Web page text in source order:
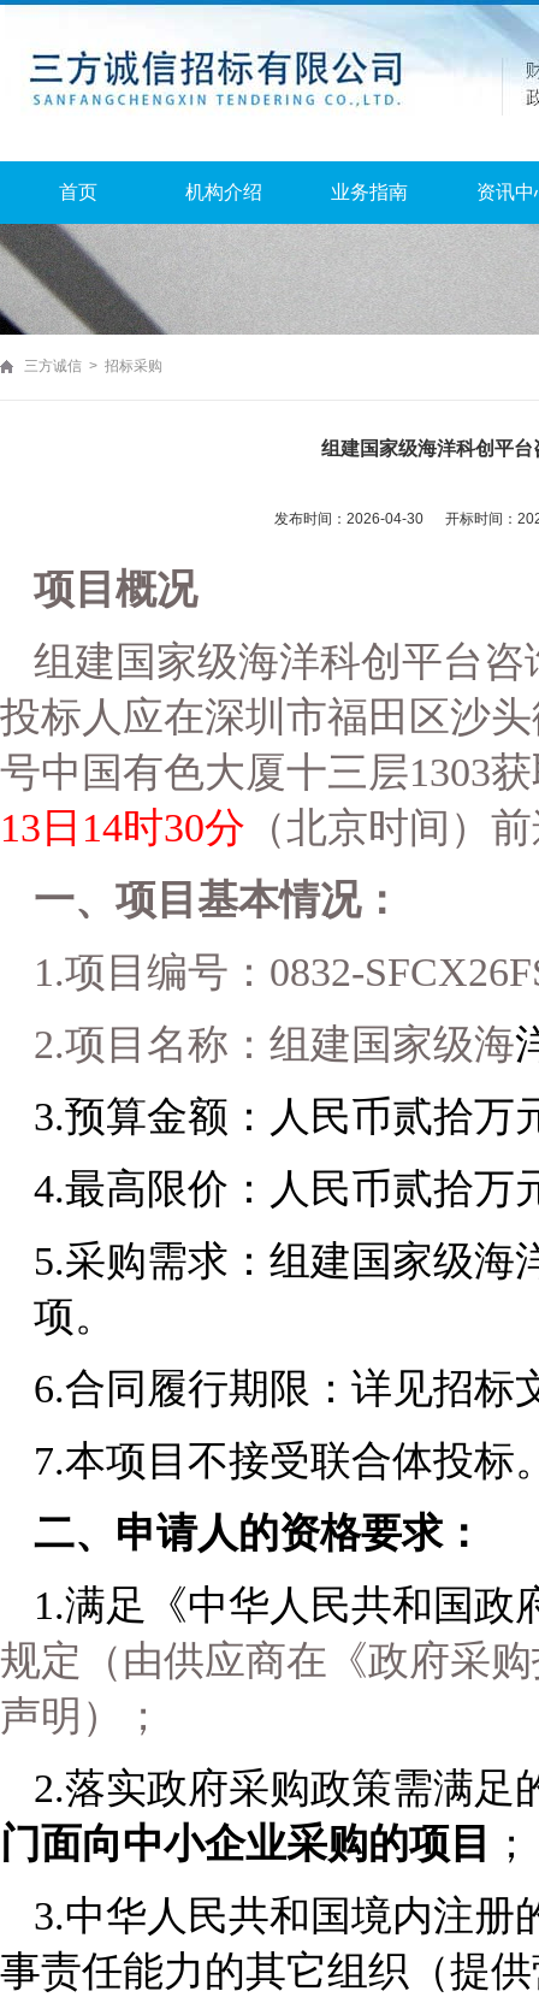
首页 机构介绍 业务指南 资讯中
三方诚信 > 招标采购
组建国家级海洋科创平
发布时间：2026-04-30 开标时间：
项目概况
组建国家级海洋科创平台
投标人应在深圳市福田区沙
号中国有色大厦十三层1303
13日14时30分 （北京时间）
一、项目基本情况：
1.项目编号： 0832-
2.项目名称：组建国家级海
3.预算金额：人民币贰拾万
4.最高限价：人民币贰拾万
5.采购需求：组建国家级海
项。
6.合同履行期限：详见招标
7.本项目不接受联合体投标
二、申请人的资格要求：
1.满足《中华人民共和国政
规定（由供应商在《政府采
声明）；
2.落实政府采购政策需满足
门面向中小企业采购的项目
；
3.中华人民共和国境内注册
事责任能力的其它组织 （提